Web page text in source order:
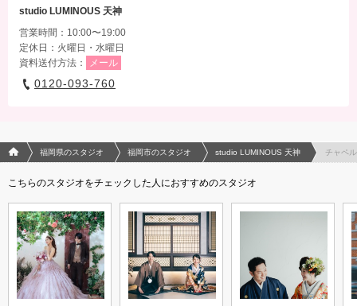
studio LUMINOUS 天神
営業時間：10:00〜19:00
定休日：火曜日・水曜日
資料送付方法：
メール
0120-093-760
フォトウエディング/結婚写真のPhotorait ホーム
福岡県のスタジオ 福岡市のスタジオ studio LUMINOUS 天神 チャペ
こちらのスタジオをチェックした人におすすめのスタジオ